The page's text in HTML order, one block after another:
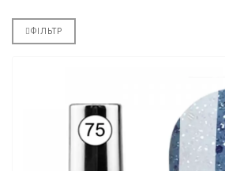
ФІЛЬТР